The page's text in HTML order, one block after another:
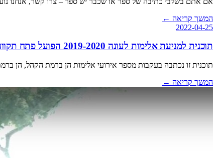
המשך קריאה ←
2022-04-25
תוכנית למניעת אלימות לעונה 2019-2020 הפועל פתח תקווה
תוכנית זו נכתבה בעקבות מספר אירועי אלימות הן ברמת הקהל, הן
המשך קריאה ←